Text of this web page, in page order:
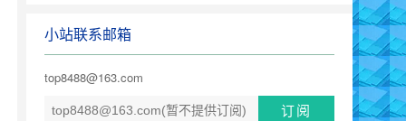
小站联系邮箱
top8488@163.com